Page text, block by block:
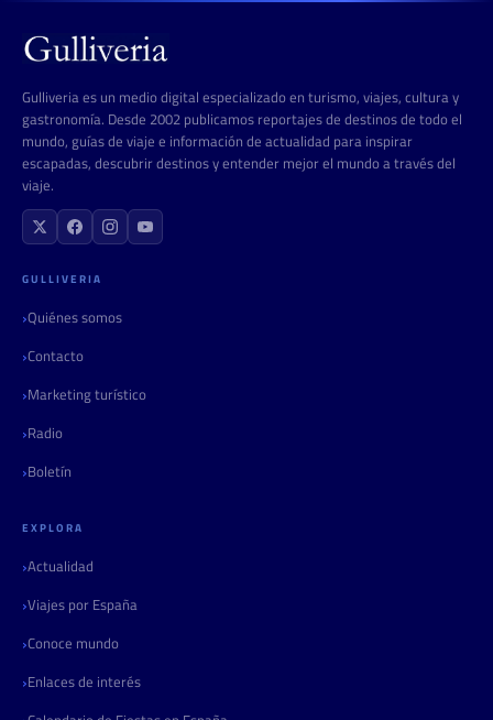
Gulliveria es un medio digital especializado en turismo, viajes, cultura y
gastronomía. Desde 2002 publicamos reportajes de destinos de todo el
mundo, guías de viaje e información de actualidad para inspirar
escapadas, descubrir destinos y entender mejor el mundo a través del
viaje.
GULLIVERIA
Quiénes somos
Contacto
Marketing turístico
Radio
Boletín
EXPLORA
Actualidad
Viajes por España
Conoce mundo
Enlaces de interés